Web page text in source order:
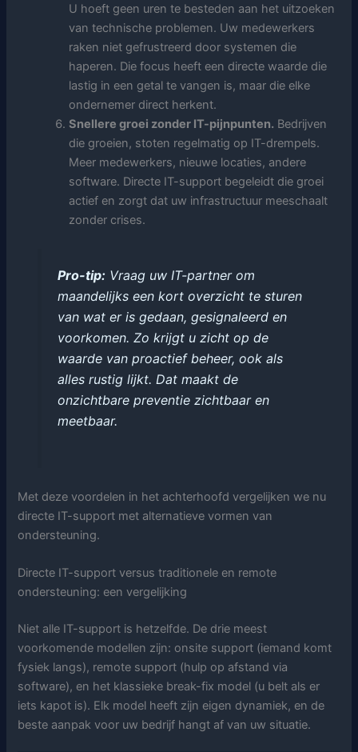
U hoeft geen uren te besteden aan het uitzoeken
van technische problemen. Uw medewerkers
raken niet gefrustreerd door systemen die
haperen. Die focus heeft een directe waarde die
lastig in een getal te vangen is, maar die elke
ondernemer direct herkent.
Snellere groei zonder IT-pijnpunten. Bedrijven
die groeien, stoten regelmatig op IT-drempels.
Meer medewerkers, nieuwe locaties, andere
software. Directe IT-support begeleidt die groei
actief en zorgt dat uw infrastructuur meeschaalt
zonder crises.
Pro-tip:Vraag uw IT-partner om
maandelijks een kort overzicht te sturen
van wat er is gedaan, gesignaleerd en
voorkomen. Zo krijgt u zicht op de
waarde van proactief beheer, ook als
alles rustig lijkt. Dat maakt de
onzichtbare preventie zichtbaar en
meetbaar.
Met deze voordelen in het achterhoofd vergelijken we nu
directe IT-support met alternatieve vormen van
ondersteuning.
Directe IT-support versus traditionele en remote
ondersteuning: een vergelijking
Niet alle IT-support is hetzelfde. De drie meest
voorkomende modellen zijn: onsite support (iemand komt
fysiek langs), remote support (hulp op afstand via
software), en het klassieke break-fix model (u belt als er
iets kapot is). Elk model heeft zijn eigen dynamiek, en de
beste aanpak voor uw bedrijf hangt af van uw situatie.